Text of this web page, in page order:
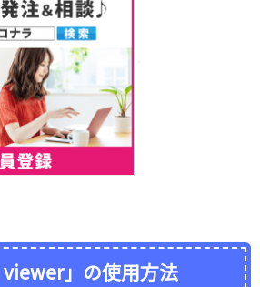
viewer」の使用方法